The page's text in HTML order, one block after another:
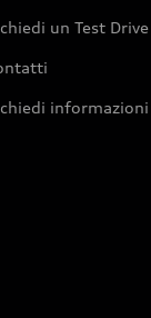
un Test Drive
informazioni